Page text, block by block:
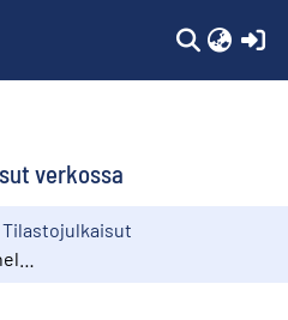
verkossa
Tilastojulkaisut